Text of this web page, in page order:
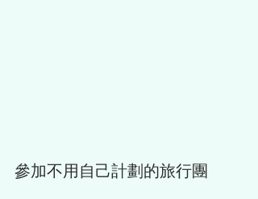
參加不用自己計劃的旅行團